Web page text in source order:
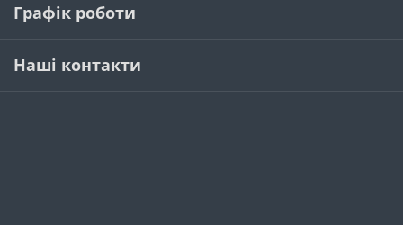
Графік роботи
Наші контакти